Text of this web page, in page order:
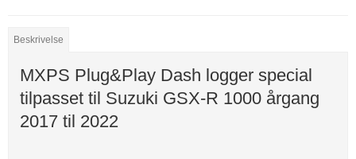
Beskrivelse
MXPS Plug&Play Dash logger special
tilpasset til Suzuki GSX-R 1000 årgang
2017 til 2022